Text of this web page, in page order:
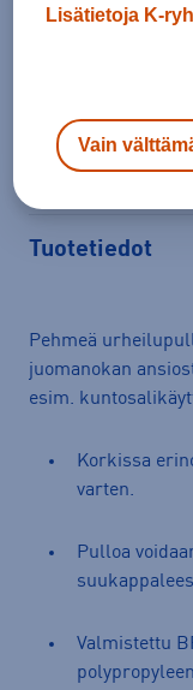
Arvioitu
Tilaus- ja
Ilmainen
Tuotetiedot
Pehmeä
juomanokan
esim.
Korkissa
varten.
Pulloa
Valmistettu
Lisätietoja K-
Vain